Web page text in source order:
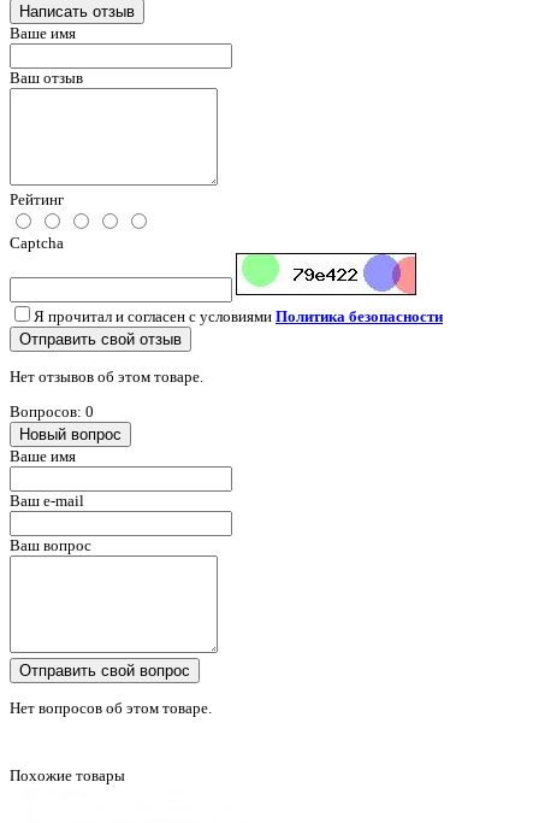
Написать отзыв
Ваше имя
Ваш отзыв
Рейтинг
Captcha
Я прочитал и согласен с условиями Политика безопасности
Отправить свой отзыв
Нет отзывов об этом товаре.
Вопросов: 0
Новый вопрос
Ваше имя
Ваш e-mail
Ваш вопрос
Отправить свой вопрос
Нет вопросов об этом товаре.
Похожие товары